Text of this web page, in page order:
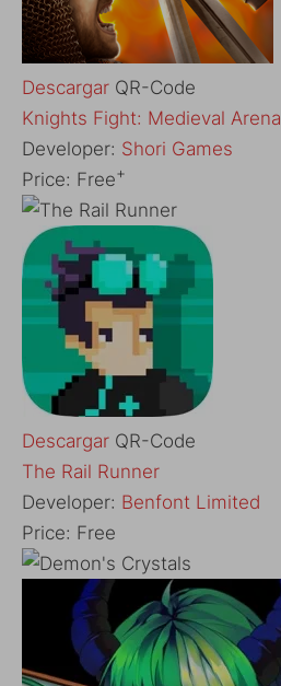
Descargar QR-Code
‎Knights Fight: Medieval Arena
Developer: Shori Games
Price: Free+
Descargar QR-Code
The Rail Runner
Developer: Benfont Limited
Price: Free